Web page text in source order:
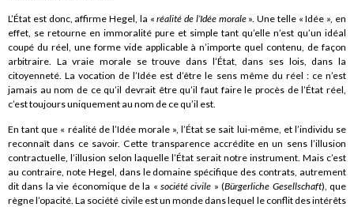
L’État est donc, affirme Hegel, la «réalité de l’Idée morale». Une telle « Idée », en
effet, se retourne en immoralité pure et simple tant qu’elle n’est qu’un idéal
coupé du réel, une forme vide applicable à n’importe quel contenu, de façon
arbitraire. La vraie morale se trouve dans l’État, dans ses lois, dans la
citoyenneté. La vocation de l’Idée est d’être le sens même du réel : ce n’est
jamais au nom de ce qu’il devrait être qu’il faut faire le procès de l’État réel,
c’est toujours uniquement au nom de ce qu’il est.
En tant que « réalité de l’Idée morale », l’État se sait lui-même, et l’individu se
reconnaît dans ce savoir. Cette transparence accrédite en un sens l’illusion
contractuelle, l’illusion selon laquelle l’État serait notre instrument. Mais c’est
au contraire, note Hegel, dans le domaine spécifique des contrats, autrement
dit dans la vie économique de la «société civile » (Bürgerliche Gesellschaft), que
règne l’opacité. La société civile est un monde dans lequel le conflit des intérêts